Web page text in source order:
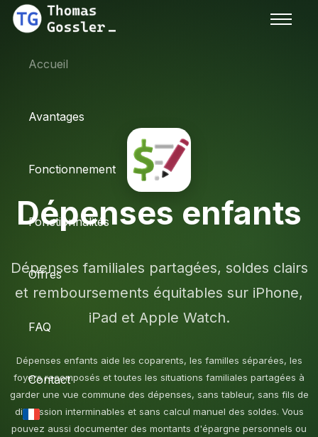
Accueil
Avantages
Fonctionnement
Fonctionnalités
Offres
FAQ
Contact
Dépenses enfants
Dépenses familiales partagées, soldes clairs
et remboursements équitables sur iPhone,
iPad et Apple Watch.
Dépenses enfants aide les coparents, les familles séparées, les
foyers recomposés et toutes les situations familiales partagées à
garder une vue commune des dépenses, sans tableur, sans fils de
discussion interminables et sans calcul manuel des soldes. Vous
pouvez aussi documenter des montants d'épargne personnels ou